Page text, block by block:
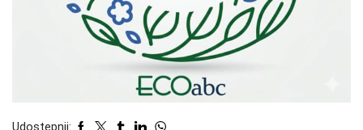
Udostępnij: